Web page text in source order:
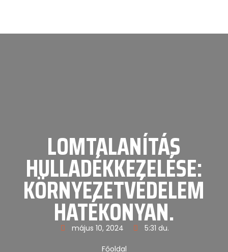
LOMTALANÍTÁS
HULLADÉKKEZELÉSE:
KÖRNYEZETVÉDELEM
HATÉKONYAN.
május 10, 2024 5:31 du.
Főoldal